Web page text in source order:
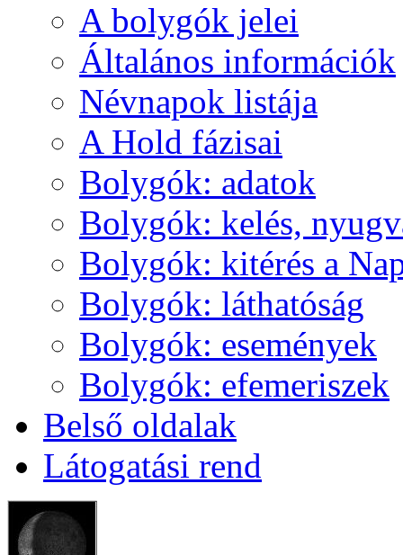
A boly­gók je­lei
Ál­ta­lá­nos in­for­má­ci­ók
Név­na­pok lis­tá­ja
A Hold fá­zi­sai
Boly­gók: ada­tok
Boly­gók: ke­lés,
Boly­gók: ki­té­rés a
Boly­gók: lát­ha­tó­ság
Boly­gók: ese­mé­nyek
Boly­gók: efe­me­ri­szek
Bel­ső ol­da­lak
Lá­to­ga­tá­si rend